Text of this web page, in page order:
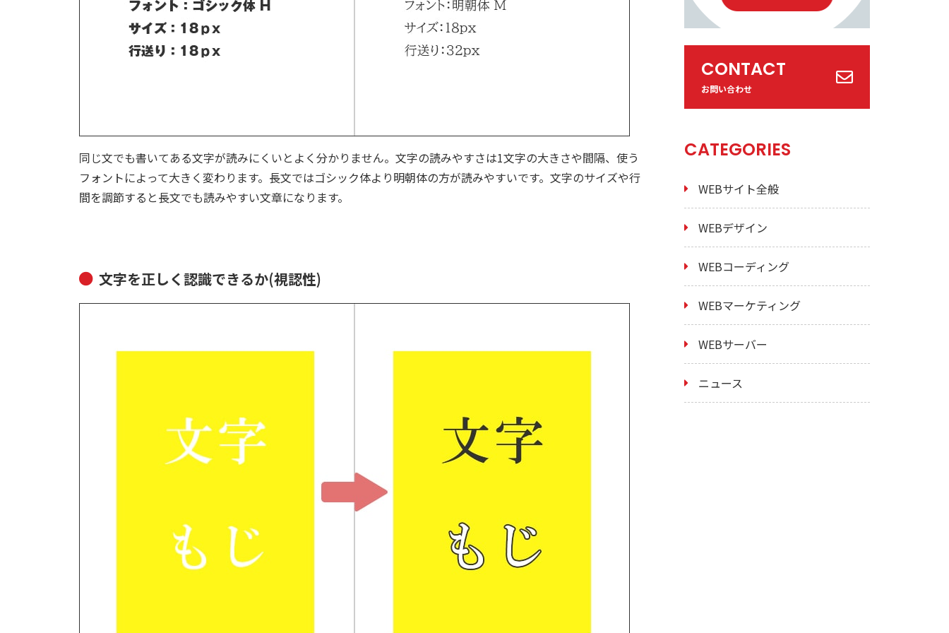
同じ文でも書いてある文字が読みにくいとよく分かりません。文字の読みやすさは1文字の大きさや間隔、使う
フォントによって大きく変わります。長文ではゴシック体より明朝体の方が読みやすいです。文字のサイズや行
間を調節すると長文でも読みやすい文章になります。
文字を正しく認識できるか(視認性)
CONTACT
お問い合わせ
CATEGORIES
WEBサイト全般
WEBデザイン
WEBコーディング
WEBマーケティング
WEBサーバー
ニュース